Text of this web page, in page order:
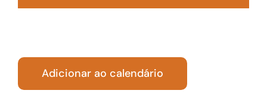
Adicionar ao calendário